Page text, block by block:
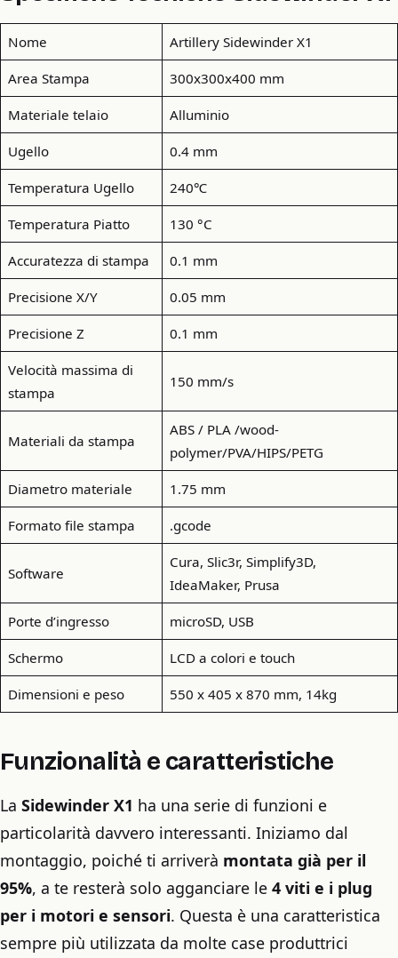
Nome Artillery Sidewinder X1
Area Stampa 300x300x400 mm
Materiale telaio Alluminio
Ugello 0.4 mm
Temperatura Ugello 240℃
Temperatura Piatto 130 °C
Accuratezza di stampa 0.1 mm
Precisione X/Y 0.05 mm
Precisione Z 0.1 mm
Velocità massima di
stampa
150 mm/s
Materiali da stampa
ABS / PLA /wood-
polymer/PVA/HIPS/PETG
Diametro materiale 1.75 mm
Formato file stampa .gcode
Software
Cura, Slic3r, Simplify3D,
IdeaMaker, Prusa
Porte d’ingresso microSD, USB
Schermo LCD a colori e touch
Dimensioni e peso 550 x 405 x 870 mm, 14kg
Funzionalità e caratteristiche
La Sidewinder X1 ha una serie di funzioni e
particolarità davvero interessanti. Iniziamo dal
montaggio, poiché ti arriverà montata già per il
95%, a te resterà solo agganciare le 4 viti e i plug
per i motori e sensori. Questa è una caratteristica
sempre più utilizzata da molte case produttrici